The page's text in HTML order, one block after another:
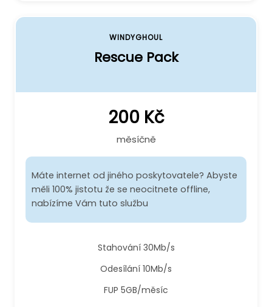
WINDYGHOUL
Rescue Pack
200 Kč
měsíčně
Máte internet od jiného poskytovatele? Abyste
měli 100% jistotu že se neocitnete offline,
nabízíme Vám tuto službu
Stahování 30Mb/s
Odesílání 10Mb/s
FUP 5GB/měsíc